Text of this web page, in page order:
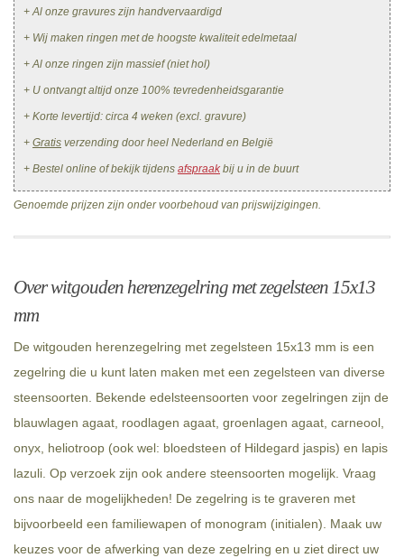
+ Al onze gravures zijn handvervaardigd
+ Wij maken ringen met de hoogste kwaliteit edelmetaal
+ Al onze ringen zijn massief (niet hol)
+ U ontvangt altijd onze 100% tevredenheidsgarantie
+ Korte levertijd: circa 4 weken (excl. gravure)
+ Gratis verzending door heel Nederland en België
+ Bestel online of bekijk tijdens afspraakbij u in de buurt
Genoemde prijzen zijn onder voorbehoud van prijswijzigingen.
Over witgouden herenzegelring met zegelsteen 15x13
mm
De witgouden herenzegelring met zegelsteen 15x13 mm is een
zegelring die u kunt laten maken met een zegelsteen van diverse
steensoorten. Bekende edelsteensoorten voor zegelringen zijn de
blauwlagen agaat, roodlagen agaat, groenlagen agaat, carneool,
onyx, heliotroop (ook wel: bloedsteen of Hildegard jaspis) en lapis
lazuli. Op verzoek zijn ook andere steensoorten mogelijk. Vraag
ons naar de mogelijkheden! De zegelring is te graveren met
bijvoorbeeld een familiewapen of monogram (initialen). Maak uw
keuzes voor de afwerking van deze zegelring en u ziet direct uw